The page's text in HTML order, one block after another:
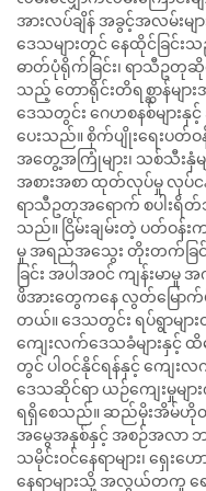
အားလပ်ချိန် အခွင့်အလမ်းမ
ဒေသများတွင် နေထိုင်ခြင်း
ဓာတ်ပုံရိုက်ခြင်း၊ ရာသီဥတုဆိုင်
သည့် တောရိုင်းတိရစ္ဆာန်မျ
ဒေသတွင်း ဂေဟစနစ်များ
ပေးသည်။ စိုက်ပျိုးရေးပတ်ဝ
အတွေ့အကြုံများ၊ သစ်သီးနှံမျ
အစားအစာ ထုတ်လုပ်မှု လုပ်ငန်
ရာသီဥတုအရောက် စပါးရိတ်သိ
သည်။ ငြိမ်းချမ်းတဲ့ ပတ်ဝန်း
မှု အရည်အသွေး တိုးတက်ခြင်
ခြင်း အပါအဝင် ကျန်းမာမှု
ဖိအားတွေကနေ လွတ်မြောက်
တယ်။ ဒေသတွင်း ရပ်ရွာမျာ
ကျေးလက်ဒေသခံများနှင့်
တွင် ပါဝင်နိုင်ရန်နှင့် ကျေး
ဒေသဆိုင်ရာ ယဉ်ကျေးမှုမျာ
ရရှိစေသည်။ ဆည်မိုးအိမ်
အမွေအနှစ်နှင့် အစဉ်အလာ ဘ
သမိုင်းဝင်နေရာများ၊ ရှေး
နေရာများသို့ အလွယ်တကူ ရ